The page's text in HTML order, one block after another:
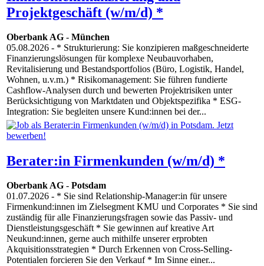
Projektgeschäft (w/m/d) *
Oberbank AG - München
05.08.2026 - * Strukturierung: Sie konzipieren maßgeschneiderte
Finanzierungslösungen für komplexe Neubauvorhaben,
Revitalisierung und Bestandsportfolios (Büro, Logistik, Handel,
Wohnen, u.v.m.) * Risikomanagement: Sie führen fundierte
Cashflow-Analysen durch und bewerten Projektrisiken unter
Berücksichtigung von Marktdaten und Objektspezifika * ESG-
Integration: Sie begleiten unsere Kund:innen bei der...
Berater:in Firmenkunden (w/m/d) *
Oberbank AG - Potsdam
01.07.2026 - * Sie sind Relationship-Manager:in für unsere
Firmenkund:innen im Zielsegment KMU und Corporates * Sie sind
zuständig für alle Finanzierungsfragen sowie das Passiv- und
Dienstleistungsgeschäft * Sie gewinnen auf kreative Art
Neukund:innen, gerne auch mithilfe unserer erprobten
Akquisitionsstrategien * Durch Erkennen von Cross-Selling-
Potentialen forcieren Sie den Verkauf * Im Sinne einer...